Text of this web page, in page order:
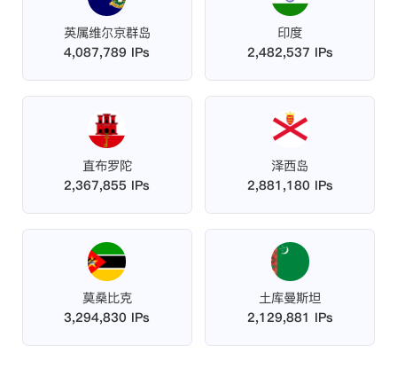
英属维尔京群岛
4,087,789 IPs
印度
2,482,537 IPs
直布罗陀
2,367,855 IPs
泽西岛
2,881,180 IPs
莫桑比克
3,294,830 IPs
土库曼斯坦
2,129,881 IPs